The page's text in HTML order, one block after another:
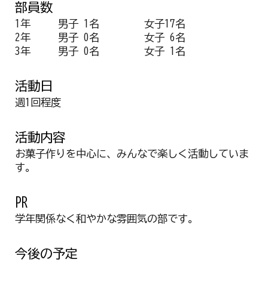
部員数
1年 男子 1名
女子17名
2年
男子 0名
女子 6名
3年
男子 0名 女子 1名
活動日
週1回程度
活動内容
お菓子作りを中心に、みんなで楽しく活動していま
す。
PR
学年関係なく和やかな雰囲気の部です。
今後の予定